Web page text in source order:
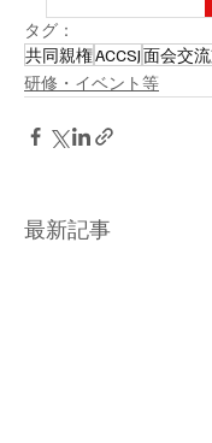
タグ：
共同親権ACCSJ面会交
研修・イベント等
最新記事